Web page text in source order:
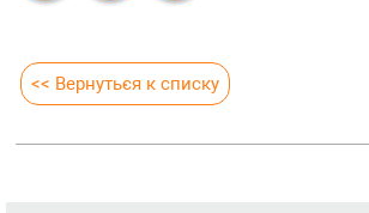
<< Вернуться к списку